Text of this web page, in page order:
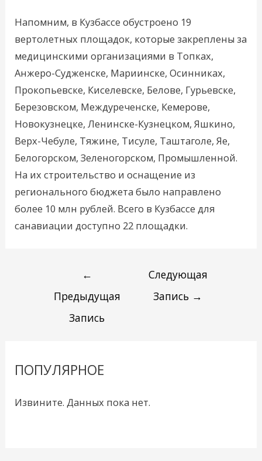
Напомним, в Кузбассе обустроено 19
вертолетных площадок, которые закреплены за
медицинскими организациями в Топках,
Анжеро-Судженске, Мариинске, Осинниках,
Прокопьевске, Киселевске, Белове, Гурьевске,
Березовском, Междуреченске, Кемерове,
Новокузнецке, Ленинске-Кузнецком, Яшкино,
Верх-Чебуле, Тяжине, Тисуле, Таштаголе, Яе,
Белогорском, Зеленогорском, Промышленной.
На их строительство и оснащение из
регионального бюджета было направлено
более 10 млн рублей. Всего в Кузбассе для
санавиации доступно 22 площадки.
←
Предыдущая
Запись
Следующая
Запись →
ПОПУЛЯРНОЕ
Извините. Данных пока нет.